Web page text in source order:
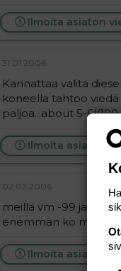
Ilmoita asiaton
31.01.2006
Kannattaa valita
koneella tahtoo viedä
paljoa...about 5-6l/
Ilmoita asiaton
02.02.2006
meillä vm -99 ja vie
enemmän ko
Ilmoita asiaton